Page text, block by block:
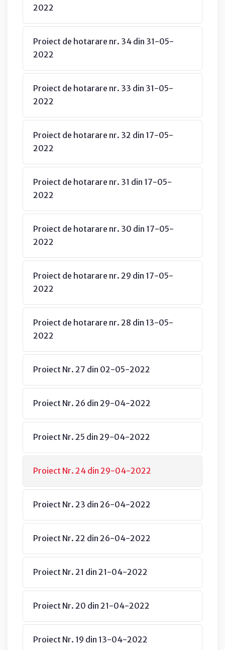
2022
Proiect de hotarare nr. 34 din 31-05-
2022
Proiect de hotarare nr. 33 din 31-05-
2022
Proiect de hotarare nr. 32 din 17-05-
2022
Proiect de hotarare nr. 31 din 17-05-
2022
Proiect de hotarare nr. 30 din 17-05-
2022
Proiect de hotarare nr. 29 din 17-05-
2022
Proiect de hotarare nr. 28 din 13-05-
2022
Proiect Nr. 27 din 02-05-2022
Proiect Nr. 26 din 29-04-2022
Proiect Nr. 25 din 29-04-2022
Proiect Nr. 24 din 29-04-2022
Proiect Nr. 23 din 26-04-2022
Proiect Nr. 22 din 26-04-2022
Proiect Nr. 21 din 21-04-2022
Proiect Nr. 20 din 21-04-2022
Proiect Nr. 19 din 13-04-2022